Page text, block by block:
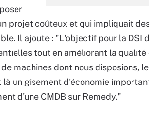
projet coûteux et qui impliquait
Il ajoute : "L'objectif pour la DSI
tout en améliorant la qualité
machines dont nous disposions,
un gisement d'économie
d'une CMDB sur Remedy."